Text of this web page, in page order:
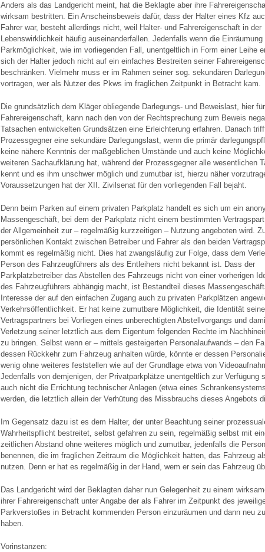
Anders als das Landgericht meint, hat die Beklagte aber ihre
wirksam bestritten. Ein Anscheinsbeweis dafür, dass der Halter eines Kfz
Fahrer war, besteht allerdings nicht, weil Halter- und Fahrereigenschaft in der
Lebenswirklichkeit häufig auseinanderfallen. Jedenfalls wenn die Einräumung
Parkmöglichkeit, wie im vorliegenden Fall, unentgeltlich in Form einer Leihe
sich der Halter jedoch nicht auf ein einfaches Bestreiten seiner
beschränken. Vielmehr muss er im Rahmen seiner sog. sekundären
vortragen, wer als Nutzer des Pkws im fraglichen Zeitpunkt in Betracht kam.
Die grundsätzlich dem Kläger obliegende Darlegungs- und Beweislast, hier
Fahrereigenschaft, kann nach den von der Rechtsprechung zum Beweis
Tatsachen entwickelten Grundsätzen eine Erleichterung erfahren. Danach
Prozessgegner eine sekundäre Darlegungslast, wenn die primär
keine nähere Kenntnis der maßgeblichen Umstände und auch keine
weiteren Sachaufklärung hat, während der Prozessgegner alle wesentlichen
kennt und es ihm unschwer möglich und zumutbar ist, hierzu näher
Voraussetzungen hat der XII. Zivilsenat für den vorliegenden Fall bejaht.
Denn beim Parken auf einem privaten Parkplatz handelt es sich um ein
Massengeschäft, bei dem der Parkplatz nicht einem bestimmten
der Allgemeinheit zur – regelmäßig kurzzeitigen – Nutzung angeboten wird.
persönlichen Kontakt zwischen Betreiber und Fahrer als den beiden
kommt es regelmäßig nicht. Dies hat zwangsläufig zur Folge, dass dem
Person des Fahrzeugführers als des Entleihers nicht bekannt ist. Dass der
Parkplatzbetreiber das Abstellen des Fahrzeugs nicht von einer vorherigen
des Fahrzeugführers abhängig macht, ist Bestandteil dieses
Interesse der auf den einfachen Zugang auch zu privaten Parkplätzen
Verkehrsöffentlichkeit. Er hat keine zumutbare Möglichkeit, die Identität
Vertragspartners bei Vorliegen eines unberechtigten Abstellvorgangs und
Verletzung seiner letztlich aus dem Eigentum folgenden Rechte im
zu bringen. Selbst wenn er – mittels gesteigerten Personalaufwands – den
dessen Rückkehr zum Fahrzeug anhalten würde, könnte er dessen
wenig ohne weiteres feststellen wie auf der Grundlage etwa von
Jedenfalls von demjenigen, der Privatparkplätze unentgeltlich zur Verfügung
auch nicht die Errichtung technischer Anlagen (etwa eines
werden, die letztlich allein der Verhütung des Missbrauchs dieses Angebots
Im Gegensatz dazu ist es dem Halter, der unter Beachtung seiner
Wahrheitspflicht bestreitet, selbst gefahren zu sein, regelmäßig selbst mit
zeitlichen Abstand ohne weiteres möglich und zumutbar, jedenfalls die
benennen, die im fraglichen Zeitraum die Möglichkeit hatten, das Fahrzeug
nutzen. Denn er hat es regelmäßig in der Hand, wem er sein das Fahrzeug
Das Landgericht wird der Beklagten daher nun Gelegenheit zu einem
ihrer Fahrereigenschaft unter Angabe der als Fahrer im Zeitpunkt des
Parkverstoßes in Betracht kommenden Person einzuräumen und dann neu
haben.
Vorinstanzen: